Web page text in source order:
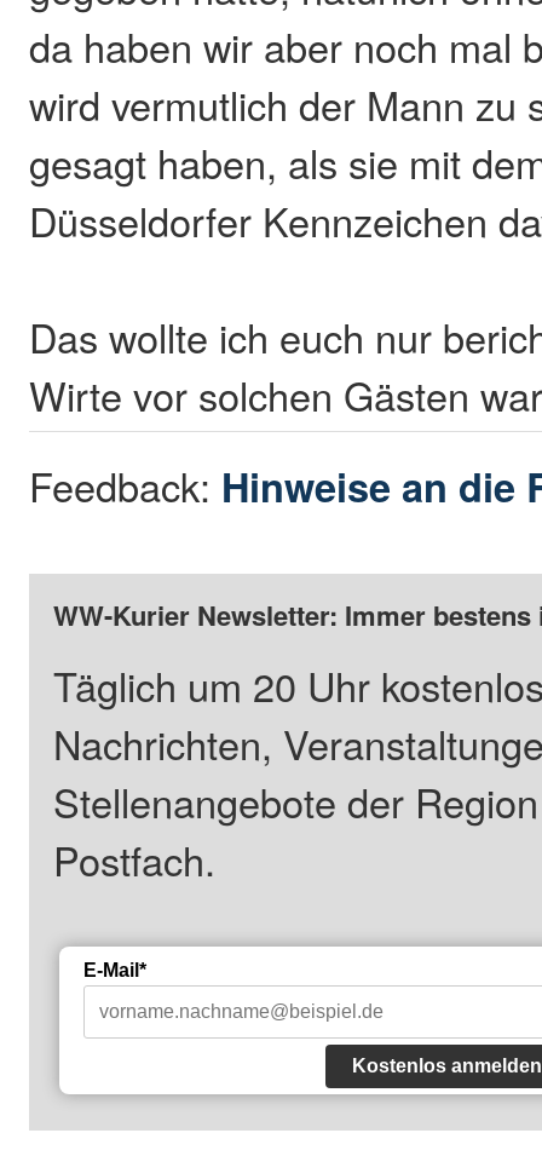
da haben wir aber noch mal
wird vermutlich der Mann zu
gesagt haben, als sie mit
Düsseldorfer Kennzeichen
Das wollte ich euch nur
Wirte vor solchen Gästen
Feedback: Hinweise an die
WW-Kurier Newsletter: Immer
Täglich um 20 Uhr
Nachrichten,
Stellenangebote der
Postfach.
E-Mail*
Kostenlos anmelden